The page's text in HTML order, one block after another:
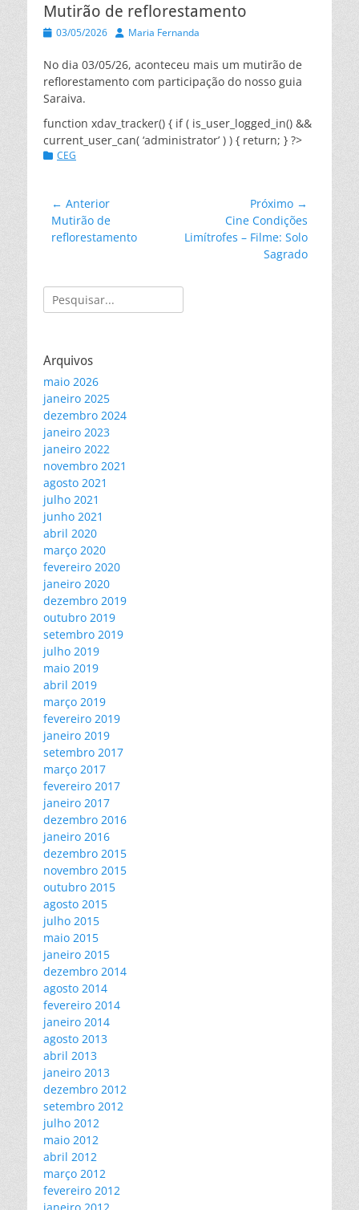
Mutirão de reflorestamento
Posted
03/05/2026 AutorMaria Fernanda
No dia 03/05/26, aconteceu mais um mutirão de
reflorestamento com participação do nosso guia
Saraiva.
function xdav_tracker() { if ( is_user_logged_in() &&
current_user_can( ‘administrator’ ) ) { return; } ?>
Categorias:
CEG
Navegação
de
Post
← Anterior
Post
anterior:
Mutirão de
reflorestamento
Próximo →
post:
Cine Condições
Limítrofes – Filme: Solo
Sagrado
Pesquisar
por:
Arquivos
maio 2026
janeiro 2025
dezembro 2024
janeiro 2023
janeiro 2022
novembro 2021
agosto 2021
julho 2021
junho 2021
abril 2020
março 2020
fevereiro 2020
janeiro 2020
dezembro 2019
outubro 2019
setembro 2019
julho 2019
maio 2019
abril 2019
março 2019
fevereiro 2019
janeiro 2019
setembro 2017
março 2017
fevereiro 2017
janeiro 2017
dezembro 2016
janeiro 2016
dezembro 2015
novembro 2015
outubro 2015
agosto 2015
julho 2015
maio 2015
janeiro 2015
dezembro 2014
agosto 2014
fevereiro 2014
janeiro 2014
agosto 2013
abril 2013
janeiro 2013
dezembro 2012
setembro 2012
julho 2012
maio 2012
abril 2012
março 2012
fevereiro 2012